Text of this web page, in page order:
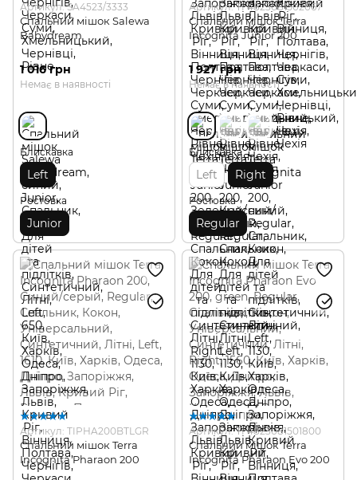
Артикул: SA4523/3333
Спальний мішок Salewa
Babydream
1 016 грн
Немає в наявності
Блискавка
Left
Ростовка
Junior
Артикул: TI 4823081502067
Спальний мішок Terra
Incognita Junior 200
1 927 грн
Немає в наявності
Блискавка
Left Right
Ростовка
Regular
Артикул: TIPHA200BTLGR
Спальний мішок Terra
Incognita Pharaon 200
1
Артикул: TI 4823081501800
Спальний мішок Terra
Incognita Pharaon Evo 200